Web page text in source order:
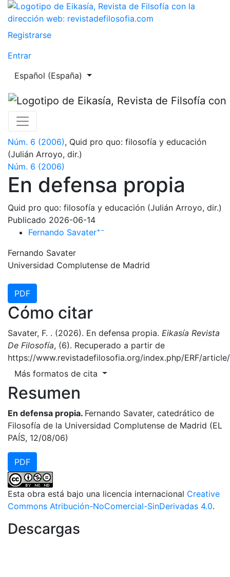
En defensa propia
Registrarse
Entrar
Cambiar el idioma. El actual es:
Español (España)
Núm. 6 (2006), Quid pro quo: filosofía y educación
(Julián Arroyo, dir.)
Núm. 6 (2006)
En defensa propia
Quid pro quo: filosofía y educación (Julián Arroyo, dir.)
Publicado 2026-06-14
Fernando Savater+−
Fernando Savater
Universidad Complutense de Madrid
PDF
Cómo citar
Savater, F. . (2026). En defensa propia. Eikasía Revista
De Filosofía, (6). Recuperado a partir de
https://www.revistadefilosofia.org/index.php/ERF/
Más formatos de cita
Resumen
En defensa propia. Fernando Savater, catedrático de
Filosofía de la Universidad Complutense de Madrid (EL
PAÍS, 12/08/06)
PDF
Esta obra está bajo una licencia internacional Creative
Commons Atribución-NoComercial-SinDerivadas 4.0.
Descargas